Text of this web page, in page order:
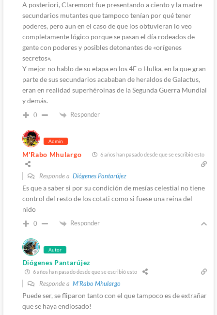
A posteriori, Claremont fue presentando a ciento y la madre
secundarios mutantes que tampoco tenían por qué tener
poderes, pero aun en el caso de que los obtuvieran lo veo
completamente lógico porque se pasan el día rodeados de
gente con poderes y posibles detonantes de «orígenes
secretos».
Y mejor no hablo de su etapa en los 4F o Hulka, en la que gran
parte de sus secundarios acababan de heraldos de Galactus,
eran en realidad superhéroinas de la Segunda Guerra Mundial
y demás.
0 Responder
Admin
M'Rabo Mhulargo 6 años han pasado desde que se escribió esto
Responde a Diógenes Pantarújez
Es que a saber si por su condición de mesías celestial no tiene
control del resto de los cotati como si fuese una reina del
nido
0 Responder
Autor
Diógenes Pantarújez
6 años han pasado desde que se escribió esto
Responde a M'Rabo Mhulargo
Puede ser, se fliparon tanto con el que tampoco es de extrañar
que se haya endiosado!